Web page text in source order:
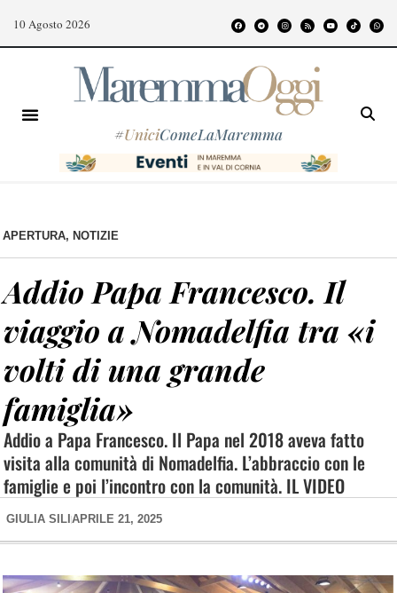
10 Agosto 2026
#UniciComeLaMaremma
APERTURA, NOTIZIE
Addio Papa Francesco. Il
viaggio a Nomadelfia tra «i
volti di una grande
famiglia»
Addio a Papa Francesco. Il Papa nel 2018 aveva fatto
visita alla comunità di Nomadelfia. L’abbraccio con le
famiglie e poi l’incontro con la comunità. IL VIDEO
GIULIA SILI APRILE 21, 2025